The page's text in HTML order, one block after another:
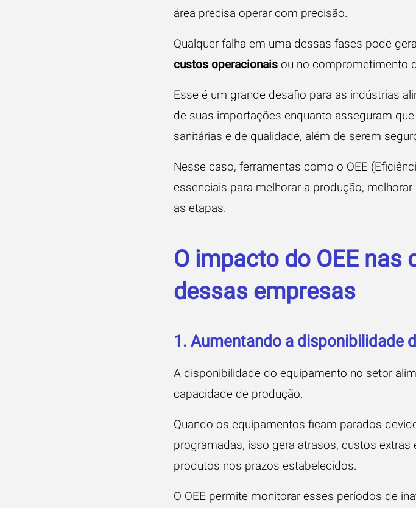
área precisa operar com precisão.
Qualquer falha em uma dessas fases pode
custos operacionaisou no comprometimento
Esse é um grande desafio para as indústrias
de suas importações enquanto asseguram
sanitárias e de qualidade, além de serem
Nesse caso, ferramentas como o OEE
essenciais para melhorar a produção,
as etapas.
O impacto do OEE nas
dessas empresas
1. Aumentando a disponibilidade
A disponibilidade do equipamento no setor
capacidade de produção.
Quando os equipamentos ficam parados
programadas, isso gera atrasos, custos
produtos nos prazos estabelecidos.
O OEE permite monitorar esses períodos de